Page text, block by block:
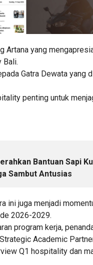
Artana yang
Bali.
Gatra Dewata yang
penting untuk
Bantuan Sapi
Sambut Antusias
ini juga menjadi
2026-2029.
program kerja,
Academic
Q1 hospitality dan